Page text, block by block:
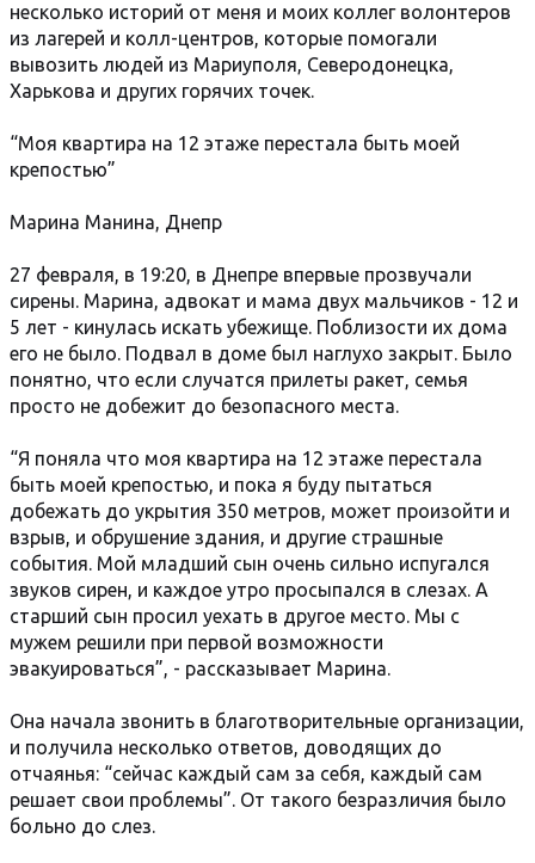
несколько историй от меня и моих коллег волонтеров
из лагерей и колл-центров, которые помогали
вывозить людей из Мариуполя, Северодонецка,
Харькова и других горячих точек.
“Моя квартира на 12 этаже перестала быть моей
крепостью”
Марина Манина, Днепр
27 февраля, в 19:20, в Днепре впервые прозвучали
сирены. Марина, адвокат и мама двух мальчиков - 12 и
5 лет - кинулась искать убежище. Поблизости их дома
его не было. Подвал в доме был наглухо закрыт. Было
понятно, что если случатся прилеты ракет, семья
просто не добежит до безопасного места.
“Я поняла что моя квартира на 12 этаже перестала
быть моей крепостью, и пока я буду пытаться
добежать до укрытия 350 метров, может произойти и
взрыв, и обрушение здания, и другие страшные
события. Мой младший сын очень сильно испугался
звуков сирен, и каждое утро просыпался в слезах. А
старший сын просил уехать в другое место. Мы с
мужем решили при первой возможности
эвакуироваться”, - рассказывает Марина.
Она начала звонить в благотворительные организации,
и получила несколько ответов, доводящих до
отчаянья: “сейчас каждый сам за себя, каждый сам
решает свои проблемы”. От такого безразличия было
больно до слез.